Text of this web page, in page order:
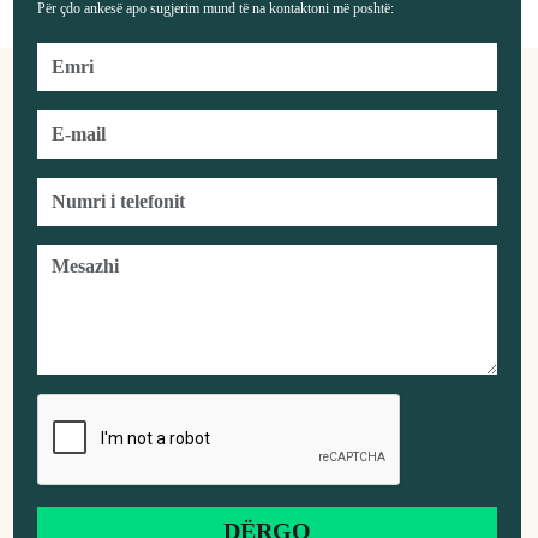
Për çdo ankesë apo sugjerim mund të na kontaktoni më poshtë: